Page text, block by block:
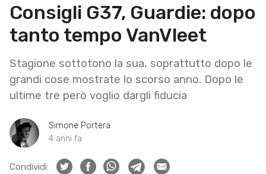
Consigli G37, Guardie: dopo
tanto tempo VanVleet
Stagione sottotono la sua, soprattutto dopo le
grandi cose mostrate lo scorso anno. Dopo le
ultime tre però voglio dargli fiducia
Simone Portera
4 anni fa
Condividi: